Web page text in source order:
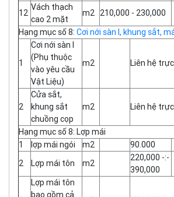
12
Vách thạch
cao 2 mặt
m2 210,000 - 230,000
Hạng mục số 8: Cơi nới sàn I, khung sắt,
1
Cơi nới sàn I
(Phụ thuộc
vào yêu cầu
Vật Liệu)
m2 Liên hệ
2
Cửa sắt,
khung sắt
chuồng cọp
m2 Liên hệ
Hạng mục số 8: Lợp mái
1
lợp mái ngói m2
90.000
2
Lợp mái tôn m2
220,000 -:-
390,000
Lợp mái tôn
bao gồm cả